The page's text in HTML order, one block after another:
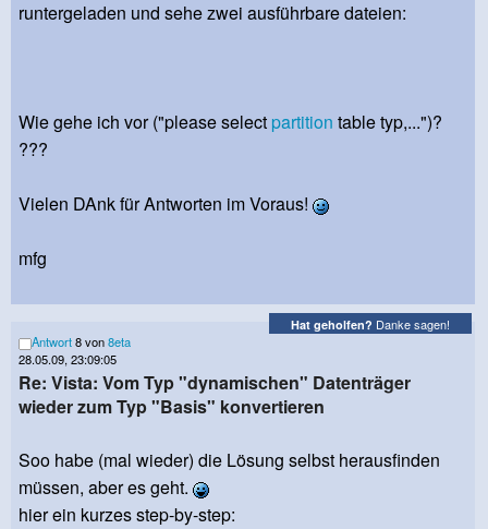
runtergeladen und sehe zwei ausführbare dateien:
Wie gehe ich vor ("please select partition table typ,...")?
???
Vielen DAnk für Antworten im Voraus!
mfg
Hat geholfen? Danke sagen!
Antwort8 von8eta
28.05.09, 23:09:05
Re: Vista: Vom Typ "dynamischen" Datenträger
wieder zum Typ "Basis" konvertieren
Soo habe (mal wieder) die Lösung selbst herausfinden
müssen, aber es geht.
hier ein kurzes step-by-step: